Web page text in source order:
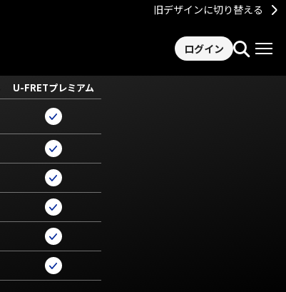
旧デザインに切り替える
ログイン
U-FRETプレミアム